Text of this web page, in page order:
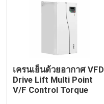
เครนเย็นด้วยอากาศ VFD
Drive Lift Multi Point
V/F Control Torque